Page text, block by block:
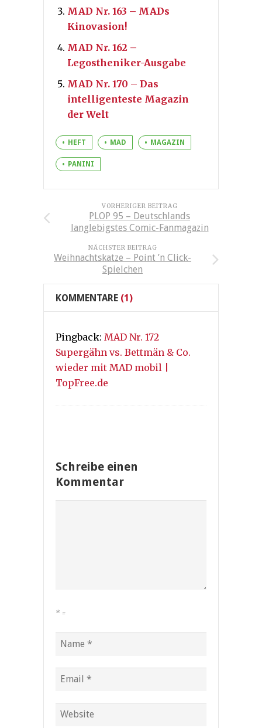
MAD Nr. 163 – MADs
Kinovasion!
MAD Nr. 162 –
Legostheniker-Ausgabe
MAD Nr. 170 – Das
intelligenteste Magazin
der Welt
HEFT MAD MAGAZIN
PANINI
VORHERIGER BEITRAG
PLOP 95 – Deutschlands
langlebigstes Comic-Fanmagazin
NÄCHSTER BEITRAG
Weihnachtskatze – Point ’n Click-
Spielchen
KOMMENTARE (1)
Pingback: MAD Nr. 172
Supergähn vs. Bettmän & Co.
wieder mit MAD mobil |
TopFree.de
Schreibe einen
Kommentar
* =